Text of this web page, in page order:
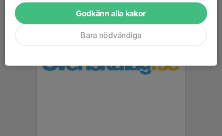
Godkänn alla kakor
Bara nödvändiga